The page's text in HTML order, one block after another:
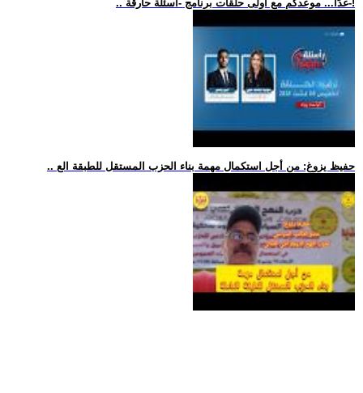
.. غدًا... موعدكم مع أولى حلقات برنامج -أسئلة حارقة-!
.. حفيظ يزوغ: من أجل استكمال مهمة بناء الحزب المستقل للطبقة الع